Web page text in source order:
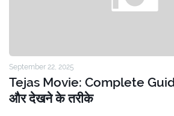
September 22, 2025
Tejas Movie: Complete Guide
और देखने के तरीके